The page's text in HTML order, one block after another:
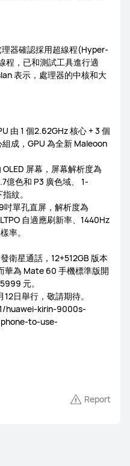
MatePad SE Series
Series
Series
器確認採用超線程(Hyper-
程，已和測試工具進行適
表示，處理器的中核和大
由 1 個2.62GHz 核心 + 3 個
組成，GPU 為全新 Maleoon
屏幕，屏幕解析度為
億色和 P3 廣色域、 1-
紋。
單孔直屏，解析度為
自適應刷新率、1440Hz
率。
衛星通話，12+512GB 版本
為 Mate 60 手機標準版開
元。
日舉行，敬請期待。
huawei-kirin-9000s-
to-use-
Report